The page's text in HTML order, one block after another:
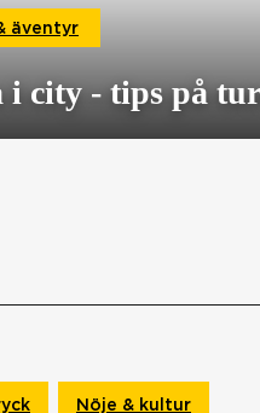
äventyr
i city - tips på
Nöje & kultur